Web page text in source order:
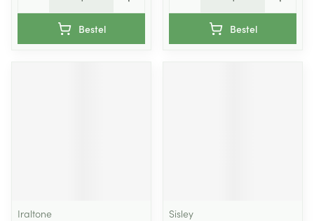
Bestel Bestel
Iraltone
Sisley